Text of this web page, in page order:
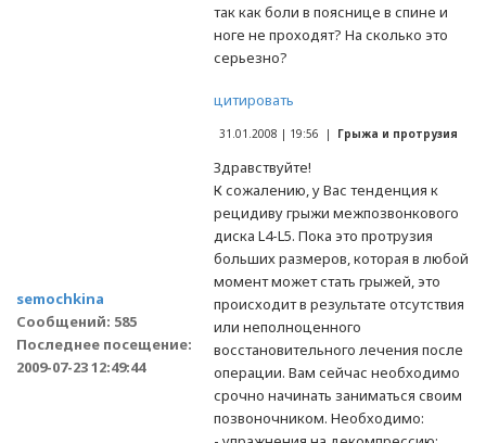
так как боли в пояснице в спине и
ноге не проходят? На сколько это
серьезно?
semochkina
Сообщений: 585
Последнее посещение:
2009-07-23 12:49:44
цитировать
31.01.2008 | 19:56 | Грыжа и протрузия
Здравствуйте!
К сожалению, у Вас тенденция к
рецидиву грыжи межпозвонкового
диска L4-L5. Пока это протрузия
больших размеров, которая в любой
момент может стать грыжей, это
происходит в результате отсутствия
или неполноценного
восстановительного лечения после
операции. Вам сейчас необходимо
срочно начинать заниматься своим
позвоночником. Необходимо: